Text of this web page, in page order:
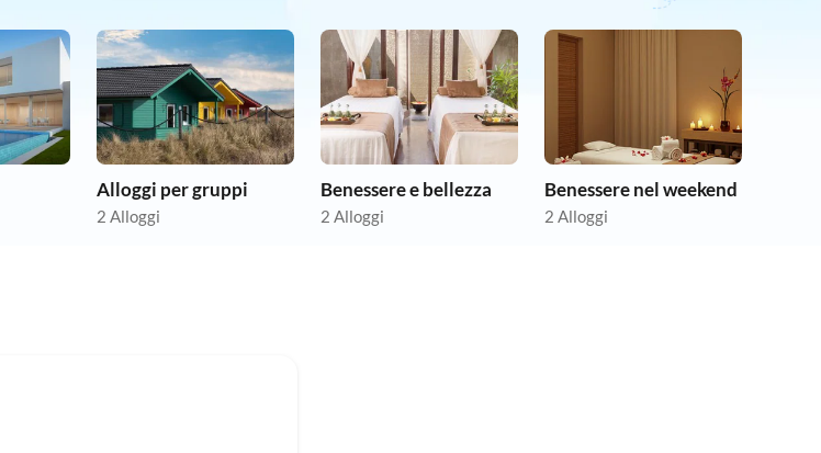
Alloggi per gruppi
2 Alloggi
Benessere e bellezza
2 Alloggi
Benessere nel weekend
2 Alloggi